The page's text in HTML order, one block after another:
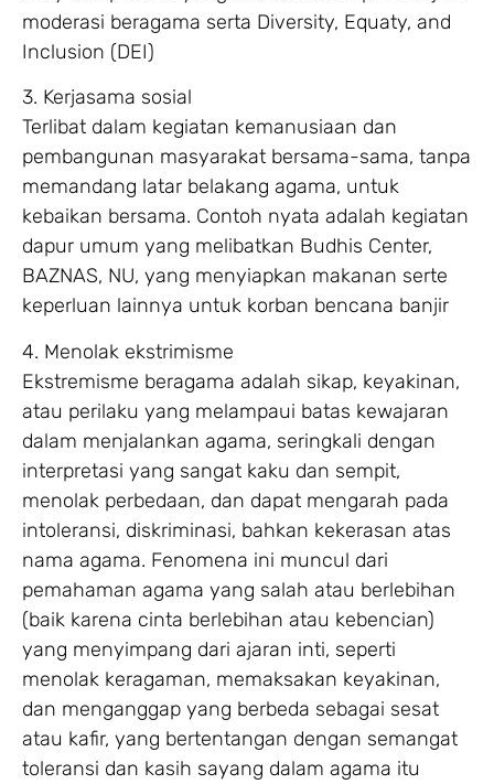
moderasi beragama serta Diversity, Equaty, and
Inclusion (DEI)
3. Kerjasama sosial
Terlibat dalam kegiatan kemanusiaan dan
pembangunan masyarakat bersama-sama, tanpa
memandang latar belakang agama, untuk
kebaikan bersama. Contoh nyata adalah kegiatan
dapur umum yang melibatkan Budhis Center,
BAZNAS, NU, yang menyiapkan makanan serte
keperluan lainnya untuk korban bencana banjir
4. Menolak ekstrimisme
Ekstremisme beragama adalah sikap, keyakinan,
atau perilaku yang melampaui batas kewajaran
dalam menjalankan agama, seringkali dengan
interpretasi yang sangat kaku dan sempit,
menolak perbedaan, dan dapat mengarah pada
intoleransi, diskriminasi, bahkan kekerasan atas
nama agama. Fenomena ini muncul dari
pemahaman agama yang salah atau berlebihan
(baik karena cinta berlebihan atau kebencian)
yang menyimpang dari ajaran inti, seperti
menolak keragaman, memaksakan keyakinan,
dan menganggap yang berbeda sebagai sesat
atau kafir, yang bertentangan dengan semangat
toleransi dan kasih sayang dalam agama itu